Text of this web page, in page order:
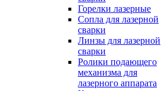
Горелки лазерные
Сопла для лазерной
сварки
Линзы для лазерной
сварки
Ролики подающего
механизма для
лазерного аппарата